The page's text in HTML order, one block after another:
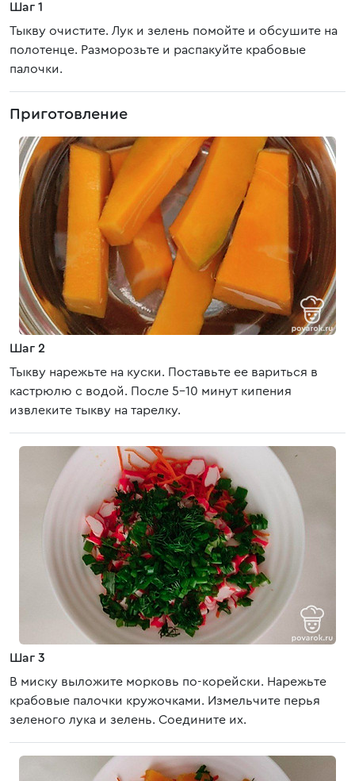
Шаг 1
Тыкву очистите. Лук и зелень помойте и обсушите на
полотенце. Разморозьте и распакуйте крабовые
палочки.
Приготовление
Шаг 2
Тыкву нарежьте на куски. Поставьте ее вариться в
кастрюлю с водой. После 5-10 минут кипения
извлеките тыкву на тарелку.
Шаг 3
В миску выложите морковь по-корейски. Нарежьте
крабовые палочки кружочками. Измельчите перья
зеленого лука и зелень. Соедините их.